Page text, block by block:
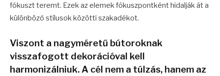
fókuszt teremt. Ezek az elemek fókuszpontként hidalják át a
különböző stílusok közötti szakadékot.
Viszont a nagyméretű bútoroknak
visszafogott dekorációval kell
harmonizálniuk. A cél nem a túlzás, hanem az